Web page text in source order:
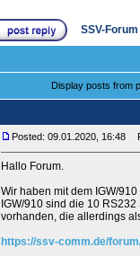
SSV-
Display posts from
Posted: 09.01.2020, 16:48
Hallo Forum.
Wir haben mit dem IGW/
IGW/910 sind die 10
vorhanden, die allerdings
https://ssv-comm.de/